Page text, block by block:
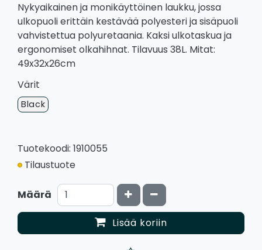
Nykyaikainen ja monikäyttöinen laukku, jossa
ulkopuoli erittäin kestävää polyesteri ja sisäpuoli
vahvistettua polyuretaania. Kaksi ulkotaskua ja
ergonomiset olkahihnat. Tilavuus 38L. Mitat:
49x32x26cm
Värit
Black
Tuotekoodi: 1910055
Tilaustuote
Määrä Kasvata määrää
Vähennä määrää
Lisää koriin